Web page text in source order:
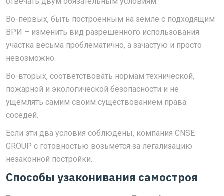
Во-первых, быть построенным на земле с подходящим
ВРИ – изменить вид разрешенного использования
участка весьма проблематично, а зачастую и просто
невозможно.
Во-вторых, соответствовать нормам технической,
пожарной и экологической безопасности и не
ущемлять самим своим существованием права
соседей.
Если эти два условия соблюдены, компания CNSE
GROUP с готовностью возьмется за легализацию
незаконной постройки.
Способы узаконивания самостроя